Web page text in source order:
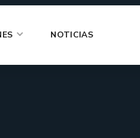
NOTICIAS